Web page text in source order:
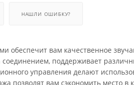
НАШЛИ ОШИБКУ?
обеспечит вам качественное
поддерживает
управления делают
позволят вам сэкономить место в